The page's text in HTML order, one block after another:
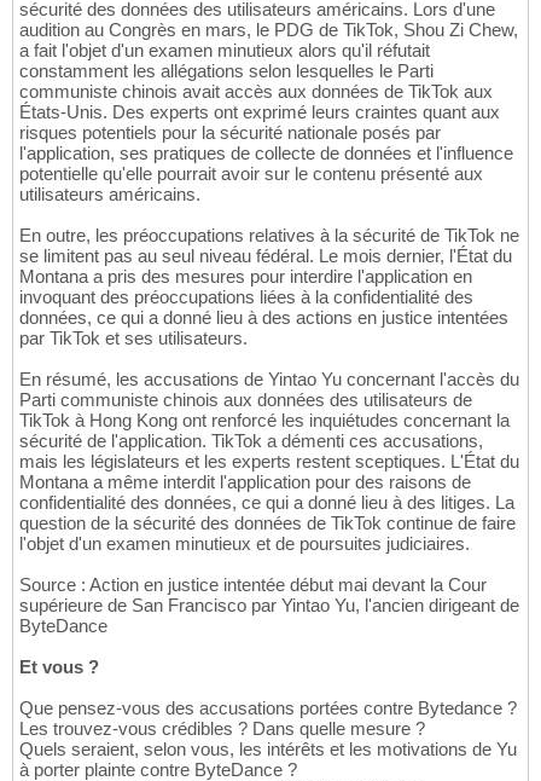
sécurité des données des utilisateurs américains. Lors d'une
audition au Congrès en mars, le PDG de TikTok, Shou Zi Chew,
a fait l'objet d'un examen minutieux alors qu'il réfutait
constamment les allégations selon lesquelles le Parti
communiste chinois avait accès aux données de TikTok aux
États-Unis. Des experts ont exprimé leurs craintes quant aux
risques potentiels pour la sécurité nationale posés par
l'application, ses pratiques de collecte de données et l'influence
potentielle qu'elle pourrait avoir sur le contenu présenté aux
utilisateurs américains.
En outre, les préoccupations relatives à la sécurité de TikTok ne
se limitent pas au seul niveau fédéral. Le mois dernier, l'État du
Montana a pris des mesures pour interdire l'application en
invoquant des préoccupations liées à la confidentialité des
données, ce qui a donné lieu à des actions en justice intentées
par TikTok et ses utilisateurs.
En résumé, les accusations de Yintao Yu concernant l'accès du
Parti communiste chinois aux données des utilisateurs de
TikTok à Hong Kong ont renforcé les inquiétudes concernant la
sécurité de l'application. TikTok a démenti ces accusations,
mais les législateurs et les experts restent sceptiques. L'État du
Montana a même interdit l'application pour des raisons de
confidentialité des données, ce qui a donné lieu à des litiges. La
question de la sécurité des données de TikTok continue de faire
l'objet d'un examen minutieux et de poursuites judiciaires.
Source : Action en justice intentée début mai devant la Cour
supérieure de San Francisco par Yintao Yu, l'ancien dirigeant de
ByteDance
Et vous ?
Que pensez-vous des accusations portées contre Bytedance ?
Les trouvez-vous crédibles ? Dans quelle mesure ?
Quels seraient, selon vous, les intérêts et les motivations de Yu
à porter plainte contre ByteDance ?